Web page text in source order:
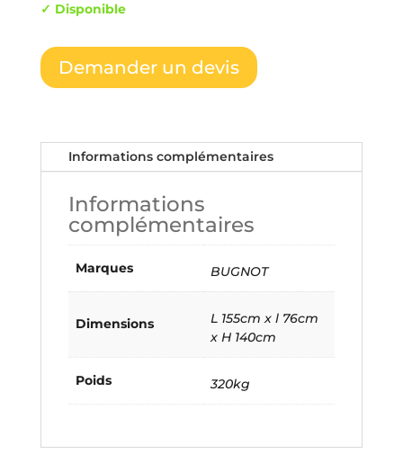
✓ Disponible
Demander un devis
Informations complémentaires
Informations
complémentaires
Marques BUGNOT
Dimensions
L 155cm x l 76cm
x H 140cm
Poids 320kg